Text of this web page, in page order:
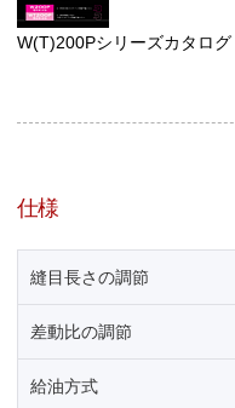
W(T)200Pシリーズカタログ
仕様
縫目長さの調節
差動比の調節
給油方式